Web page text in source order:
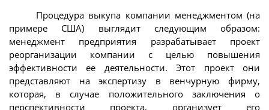
Процедура выкупа компании менеджментом (на
примере США) выглядит следующим образом:
менеджмент предприятия разрабатывает проект
реорганизации компании с целью повышения
эффективности ее деятельности. Этот проект они
представляют на экспертизу в венчурную фирму,
которая, в случае положительного заключения о
перспективности проекта, организует его